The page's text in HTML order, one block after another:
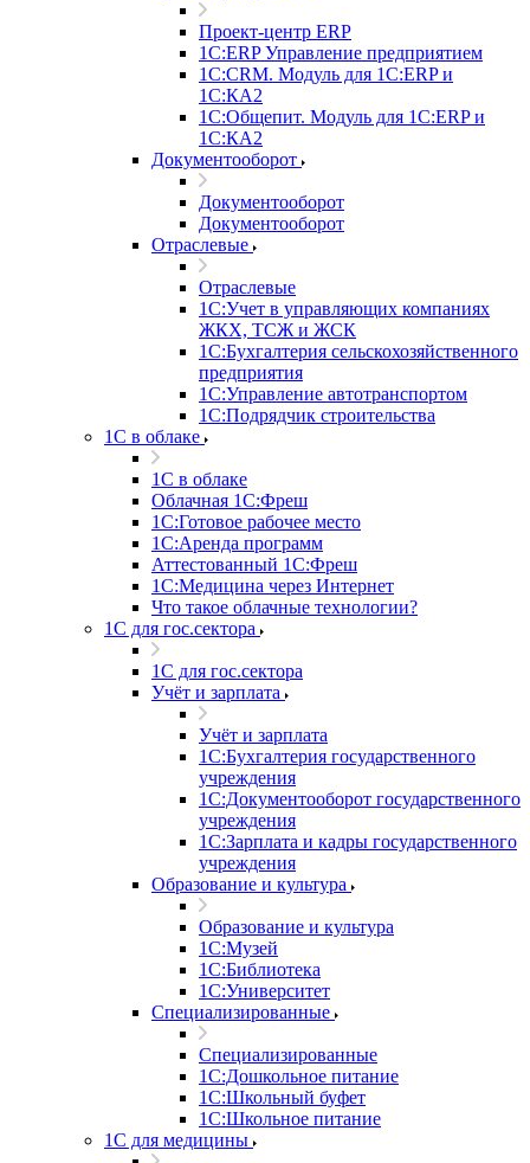
Проект-центр ERP
1С:ERP Управление предприятием
1С:CRM. Модуль для 1С:ERP и
1С:КА2
1С:Общепит. Модуль для 1С:ERP и
1С:КА2
Документооборот
Документооборот
Документооборот
Отраслевые
Отраслевые
1С:Учет в управляющих компаниях
ЖКХ, ТСЖ и ЖСК
1С:Бухгалтерия сельскохозяйственного
предприятия
1С:Управление автотранспортом
1С:Подрядчик строительства
1C в облаке
1C в облаке
Облачная 1С:Фреш
1С:Готовое рабочее место
1C:Аренда программ
Аттестованный 1С:Фреш
1С:Медицина через Интернет
Что такое облачные технологии?
1С для гос.сектора
1С для гос.сектора
Учёт и зарплата
Учёт и зарплата
1С:Бухгалтерия государственного
учреждения
1С:Документооборот государственного
учреждения
1С:Зарплата и кадры государственного
учреждения
Образование и культура
Образование и культура
1С:Музей
1С:Библиотека
1С:Университет
Специализированные
Специализированные
1С:Дошкольное питание
1С:Школьный буфет
1С:Школьное питание
1С для медицины